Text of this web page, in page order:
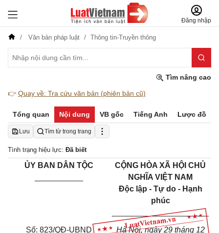
Đăng nhập
Văn bản pháp luật Thông tin-Truyền thông
Tìm nâng cao
👉 Quay về: Tra cứu văn bản (phiên bản cũ)
Tổng quan Nội dung VB gốc Tiếng Anh Lược đồ
Lưu Tìm từ trong trang
Tình trạng hiệu lực: Đã biết
ỦY BAN DÂN TỘC
CỘNG HÒA XÃ HỘI CHỦ
NGHĨA VIỆT NAM
Độc lập - Tự do - Hạnh
phúc
______________________
Số: 823/QĐ-UBND Hà Nội, ngày29tháng 12